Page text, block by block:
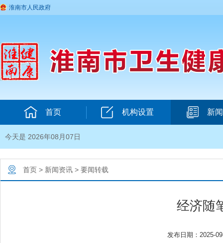
淮南市人民政府
首页 机构设置 新
今天是 2026年08月07日
首页 > 新闻资讯 > 要闻转载
经济随
发布日期：2025-